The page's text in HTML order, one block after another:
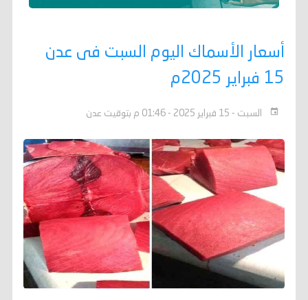
أسعار الأسماك اليوم السبت فى عدن
15 فبراير 2025م
السبت - 15 فبراير 2025 - 01:46 م بتوقيت عدن